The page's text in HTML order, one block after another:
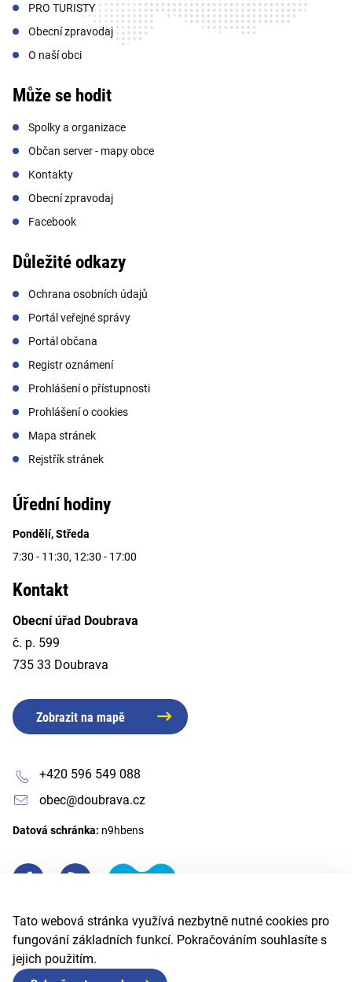
Tato webová stránka využívá nezbytně nutné cookies pro
fungování základních funkcí. Pokračováním souhlasíte s
jejich použitím.
PRO TURISTY
Obecní zpravodaj
O naší obci
Může se hodit
Spolky a organizace
Občan server - mapy obce
Kontakty
Obecní zpravodaj
Facebook
Důležité odkazy
Ochrana osobních údajů
Portál veřejné správy
Portál občana
Registr oznámení
Prohlášení o přístupnosti
Prohlášení o cookies
Mapa stránek
Rejstřík stránek
Úřední hodiny
Pondělí, Středa
7:30 - 11:30, 12:30 - 17:00
Kontakt
Obecní úřad Doubrava
č. p. 599
735 33 Doubrava
Zobrazit na mapě
+420 596 549 088
obec@doubrava.cz
Datová schránka: n9hbens